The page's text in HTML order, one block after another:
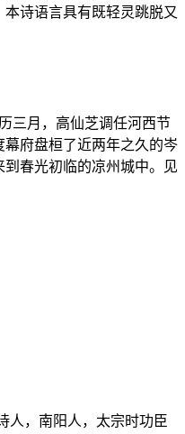
诗语言具有既轻灵跳脱又
三月，高仙芝调任河西节
府盘桓了近两年之久的岑
春光初临的凉州城中。见
人，南阳人，太宗时功臣